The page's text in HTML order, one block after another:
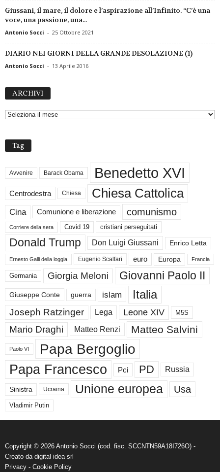
Giussani, il mare, il dolore e l’aspirazione all’Infinito. “C’è una
voce, una passione, una...
Antonio Socci - 25 Ottobre 2021
DIARIO NEI GIORNI DELLA GRANDE DESOLAZIONE (1)
Antonio Socci - 13 Aprile 2016
ARCHIVI
H
Tag
Avvenire Barack Obama Benedetto XVI
Centrodestra Chiesa Chiesa Cattolica
Cina Comunione e liberazione comunismo
Corriere della sera Covid 19 cristiani perseguitati
Donald Trump Don Luigi Giussani Enrico Letta
Ernesto Galli della loggia Eugenio Scalfari euro Europa Francia
Germania Giorgia Meloni Giovanni Paolo II
Giuseppe Conte guerra islam Italia
Joseph Ratzinger Lega Leone XIV M5S
Mario Draghi Matteo Renzi Matteo Salvini
Paolo VI Papa Bergoglio
Papa Francesco Pci PD Russia
Sinistra Ucraina Unione europea Usa
Vladimir Putin
Copyright © 2026 Antonio Socci (cod. fisc. SCCNTN59A18I726O) -
Creato da digital idea srl
Privacy - Cookie Policy